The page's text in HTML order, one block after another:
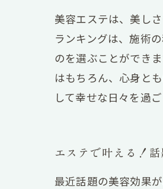
美容エステは、美し
ランキングは、施術
のを選ぶことができ
はもちろん、心身と
して幸せな日々を過ご
エステで叶える！
最近話題の美容効果